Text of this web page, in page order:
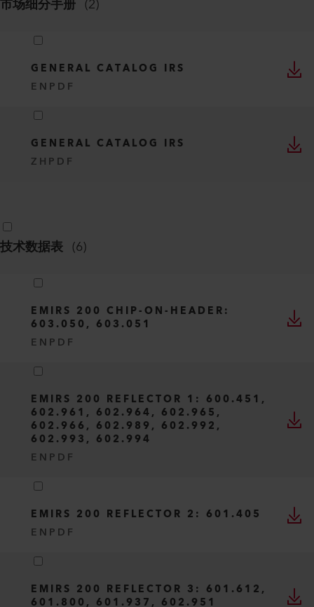
市场细分手册 (2)
GENERAL CATALOG IRS
EN PDF
GENERAL CATALOG IRS
ZH PDF
技术数据表 (6)
EMIRS 200 CHIP-ON-HEADER:
603.050, 603.051
EN PDF
EMIRS 200 REFLECTOR 1: 600.451,
602.961, 602.964, 602.965,
602.966, 602.989, 602.992,
602.993, 602.994
EN PDF
EMIRS 200 REFLECTOR 2: 601.405
EN PDF
EMIRS 200 REFLECTOR 3: 601.612,
601.800, 601.937, 602.951